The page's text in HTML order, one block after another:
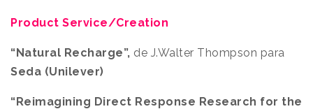
Product Service/Creation
“Natural Recharge”, de J.Walter Thompson para
Seda (Unilever)
“Reimagining Direct Response Research for the